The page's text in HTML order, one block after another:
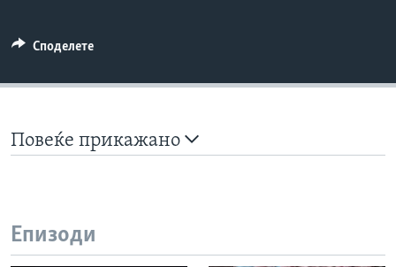
Споделете
Повеќе прикажано
Епизоди